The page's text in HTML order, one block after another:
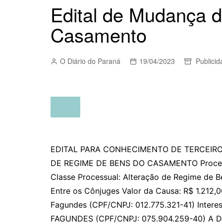
Edital de Mudança
Casamento
O Diário do Paraná 19/04/2023
EDITAL PARA CONHECIMENTO DE
DE REGIME DE BENS DO CASAMENTO
Classe Processual: Alteração de Regime de
Entre os Cônjuges Valor da Causa: R$
Fagundes (CPF/CNPJ: 012.775.321-41)
FAGUNDES (CPF/CNPJ: 075.904.259-40) A